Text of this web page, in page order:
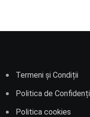
Termeni și Condiții
Politica de
Politica cookies